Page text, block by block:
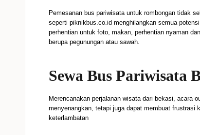
Pemesanan bus pariwisata untuk rombongan tidak
seperti piknikbus.co.id menghilangkan semua
perhentian untuk foto, makan, perhentian nyaman
berupa pegunungan atau sawah.
Sewa Bus Pariwisata
Merencanakan perjalanan wisata dari bekasi, acara
menyenangkan, tetapi juga dapat membuat frustrasi
keterlambatan